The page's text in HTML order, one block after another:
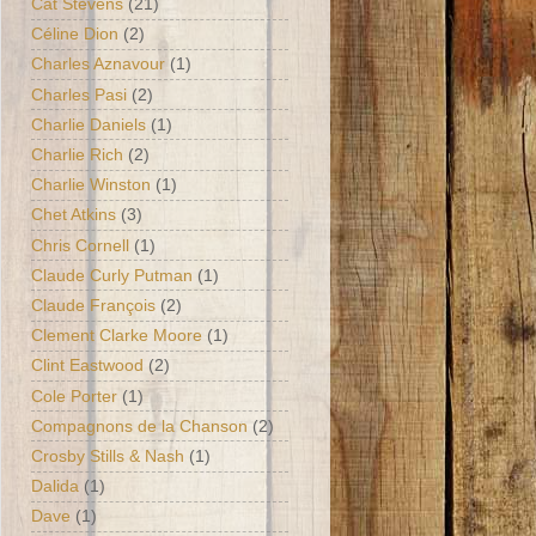
Céline Dion (2)
Charles Aznavour (1)
Charles Pasi (2)
Charlie Daniels (1)
Charlie Rich (2)
Charlie Winston (1)
Chet Atkins (3)
Chris Cornell (1)
Claude Curly Putman (1)
Claude François (2)
Clement Clarke Moore (1)
Clint Eastwood (2)
Cole Porter (1)
Compagnons de la Chanson (2)
Crosby Stills & Nash (1)
Dalida (1)
Dave (1)